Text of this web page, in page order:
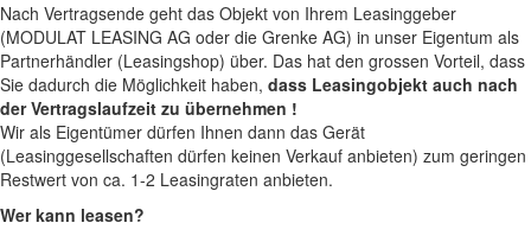
Nach Vertragsende geht das Objekt von Ihrem Leasinggeber
(MODULAT LEASING AG oder die Grenke AG) in unser Eigentum als
Partnerhändler (Leasingshop) über. Das hat den grossen Vorteil, dass
Sie dadurch die Möglichkeit haben, dass Leasingobjekt auch nach
der Vertragslaufzeit zu übernehmen !
Wir als Eigentümer dürfen Ihnen dann das Gerät
(Leasinggesellschaften dürfen keinen Verkauf anbieten) zum geringen
Restwert von ca. 1-2 Leasingraten anbieten.
Wer kann leasen?